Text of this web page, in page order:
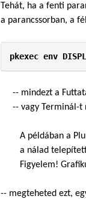
Tehát, ha a fenti
a parancssorban, a
pkexec env
-- mindezt a
-- vagy Terminál-t
A példában a
a nálad telepített,
Figyelem! Grafikus
-- megteheted ezt,